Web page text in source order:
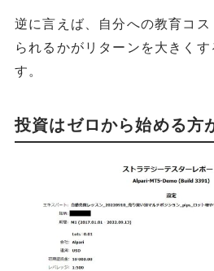
逆に言えば、自分への教育コ
られるかがリターンを大きく
す。
投資はゼロから始める方